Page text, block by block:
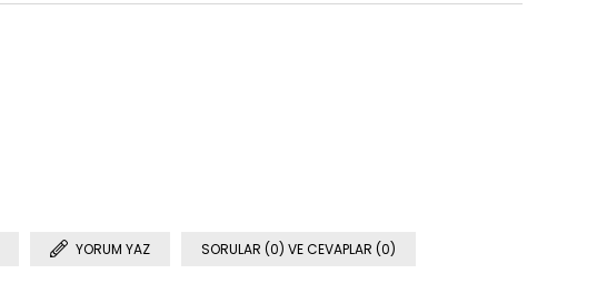
YORUM YAZ SORULAR (0) VE CEVAPLAR (0)